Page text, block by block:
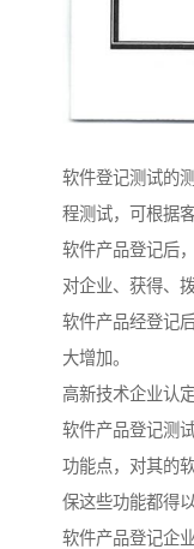
软件登记测试的
程测试，可根据
软件产品登记后
对企业、获得、
软件产品经登记
大增加。
高新技术企业认
软件产品登记测
功能点，对其的
保这些功能都得
软件产品登记企